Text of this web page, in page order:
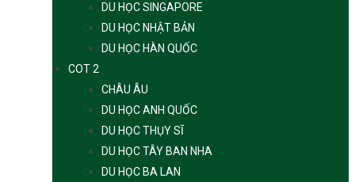
DU HỌC SINGAPORE
DU HỌC NHẬT BẢN
DU HỌC HÀN QUỐC
COT 2
CHÂU ÂU
DU HỌC ANH QUỐC
DU HỌC THỤY SĨ
DU HỌC TÂY BAN NHA
DU HỌC BA LAN